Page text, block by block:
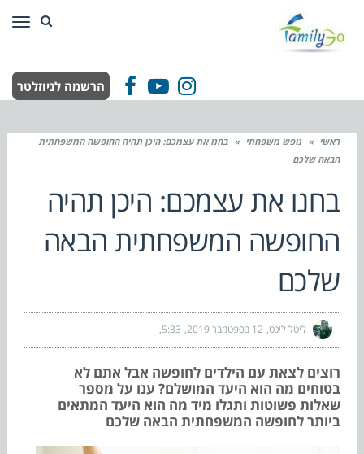
Facebook
YouTube
Instagram הרשמה לניוזלטר
ראשי » נופש משפחתי » בחנו את עצמכם: היכן תהיה החופשה המשפחתית
הבאה שלכם
בחנו את עצמכם: היכן תהיה
החופשה המשפחתית הבאה
שלכם
ליטל ליכט 12 בספטמבר 2019 5:33
רוצים לצאת עם הילדים לחופשה אבל אתם לא
בטוחים מה הוא היעד המושלם? ענו על מספר
שאלות פשוטות ותגלו מיד מה הוא היעד המתאים
ביותר לחופשה המשפחתית הבאה שלכם